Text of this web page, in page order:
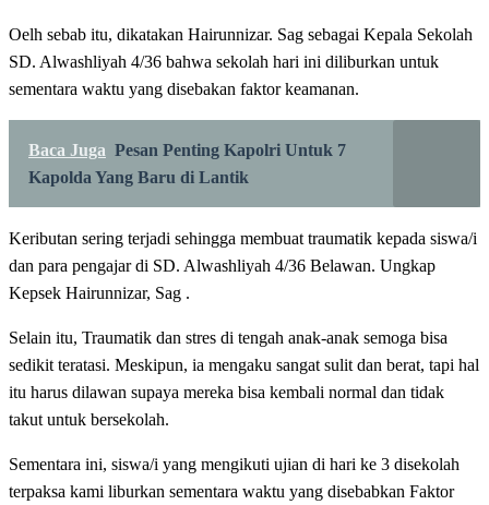
Oelh sebab itu, dikatakan Hairunnizar. Sag sebagai Kepala Sekolah
SD. Alwashliyah 4/36 bahwa sekolah hari ini diliburkan untuk
sementara waktu yang disebakan faktor keamanan.
Baca Juga Pesan Penting Kapolri Untuk 7
Kapolda Yang Baru di Lantik
Keributan sering terjadi sehingga membuat traumatik kepada siswa/i
dan para pengajar di SD. Alwashliyah 4/36 Belawan. Ungkap
Kepsek Hairunnizar, Sag .
Selain itu, Traumatik dan stres di tengah anak-anak semoga bisa
sedikit teratasi. Meskipun, ia mengaku sangat sulit dan berat, tapi hal
itu harus dilawan supaya mereka bisa kembali normal dan tidak
takut untuk bersekolah.
Sementara ini, siswa/i yang mengikuti ujian di hari ke 3 disekolah
terpaksa kami liburkan sementara waktu yang disebabkan Faktor